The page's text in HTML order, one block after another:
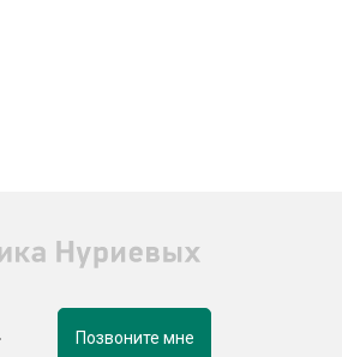
Позвоните мне